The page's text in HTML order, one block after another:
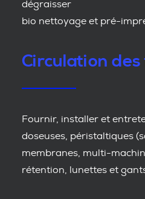
dégraisser
bio nettoyage et pré-
Circulation
Fournir, installer et
doseuses, péristaltiques
membranes, multi-
rétention, lunettes et